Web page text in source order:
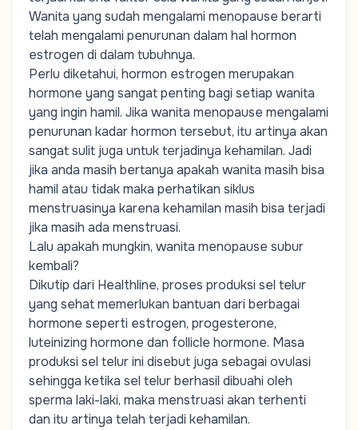
Wanita yang sudah mengalami menopause berarti
telah mengalami penurunan dalam hal hormon
estrogen di dalam tubuhnya.
Perlu diketahui, hormon estrogen merupakan
hormone yang sangat penting bagi setiap wanita
yang ingin hamil. Jika wanita menopause mengalami
penurunan kadar hormon tersebut, itu artinya akan
sangat sulit juga untuk terjadinya kehamilan. Jadi
jika anda masih bertanya apakah wanita masih bisa
hamil atau tidak maka perhatikan siklus
menstruasinya karena kehamilan masih bisa terjadi
jika masih ada menstruasi.
Lalu apakah mungkin, wanita menopause subur
kembali?
Dikutip dari Healthline, proses produksi sel telur
yang sehat memerlukan bantuan dari berbagai
hormone seperti estrogen, progesterone,
luteinizing hormone dan follicle hormone. Masa
produksi sel telur ini disebut juga sebagai ovulasi
sehingga ketika sel telur berhasil dibuahi oleh
sperma laki-laki, maka menstruasi akan terhenti
dan itu artinya telah terjadi kehamilan.